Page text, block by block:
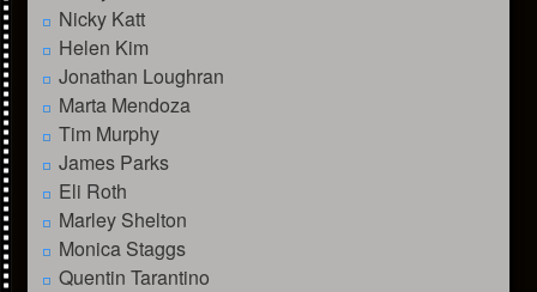
Nicky Katt
Helen Kim
Jonathan Loughran
Marta Mendoza
Tim Murphy
James Parks
Eli Roth
Marley Shelton
Monica Staggs
Quentin Tarantino